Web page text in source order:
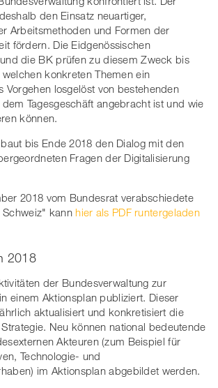
den Einsatz neuartiger,
Arbeitsmethoden und Formen der
fördern. Die Eidgenössischen
die BK prüfen zu diesem Zweck bis
konkreten Themen ein
Vorgehen losgelöst von bestehenden
Tagesgeschäft angebracht ist und wie
können.
bis Ende 2018 den Dialog mit den
Fragen der Digitalisierung
2018 vom Bundesrat verabschiedete
Schweiz" kannhier als PDF runtergeladen
2018
der Bundesverwaltung zur
einem Aktionsplan publiziert. Dieser
aktualisiert und konkretisiert die
Neu können national bedeutende
Akteuren (zum Beispiel für
Technologie- und
im Aktionsplan abgebildet werden.